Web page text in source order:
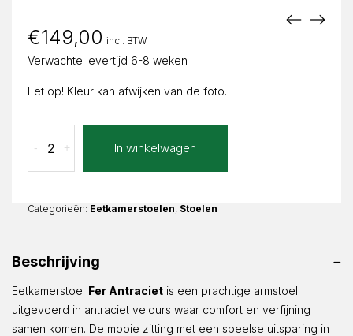
€149,00 incl. BTW
Verwachte levertijd 6-8 weken
Let op! Kleur kan afwijken van de foto.
Fer
Antraciet
aantal
+
- In winkelwagen
Categorieën: Eetkamerstoelen Stoelen
Beschrijving
Eetkamerstoel Fer Antraciet is een prachtige armstoel
uitgevoerd in antraciet velours waar comfort en verfijning
samen komen. De mooie zitting met een speelse uitsparing in